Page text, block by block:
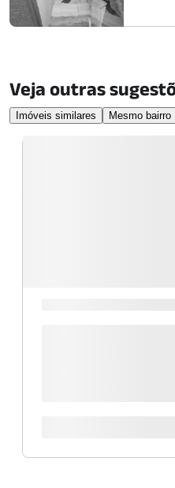
Veja outras
Imóveis similares Mesmo bairro